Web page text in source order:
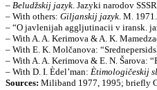
– Beludžskij jazyk. Jazyki narodov
– With others: Giljanskij jazyk. M. 1971.
– “O javlenijah aggljutinacii v iransk.
– With A. A. Kerimova & A. K.
– With E. K. Molčanova:
– With A. A. Kerimova & E. N. Šarova:
– With D. I. Èdel’man: Ètimologičeskij
Sources: Miliband 1977, 1995; briefly